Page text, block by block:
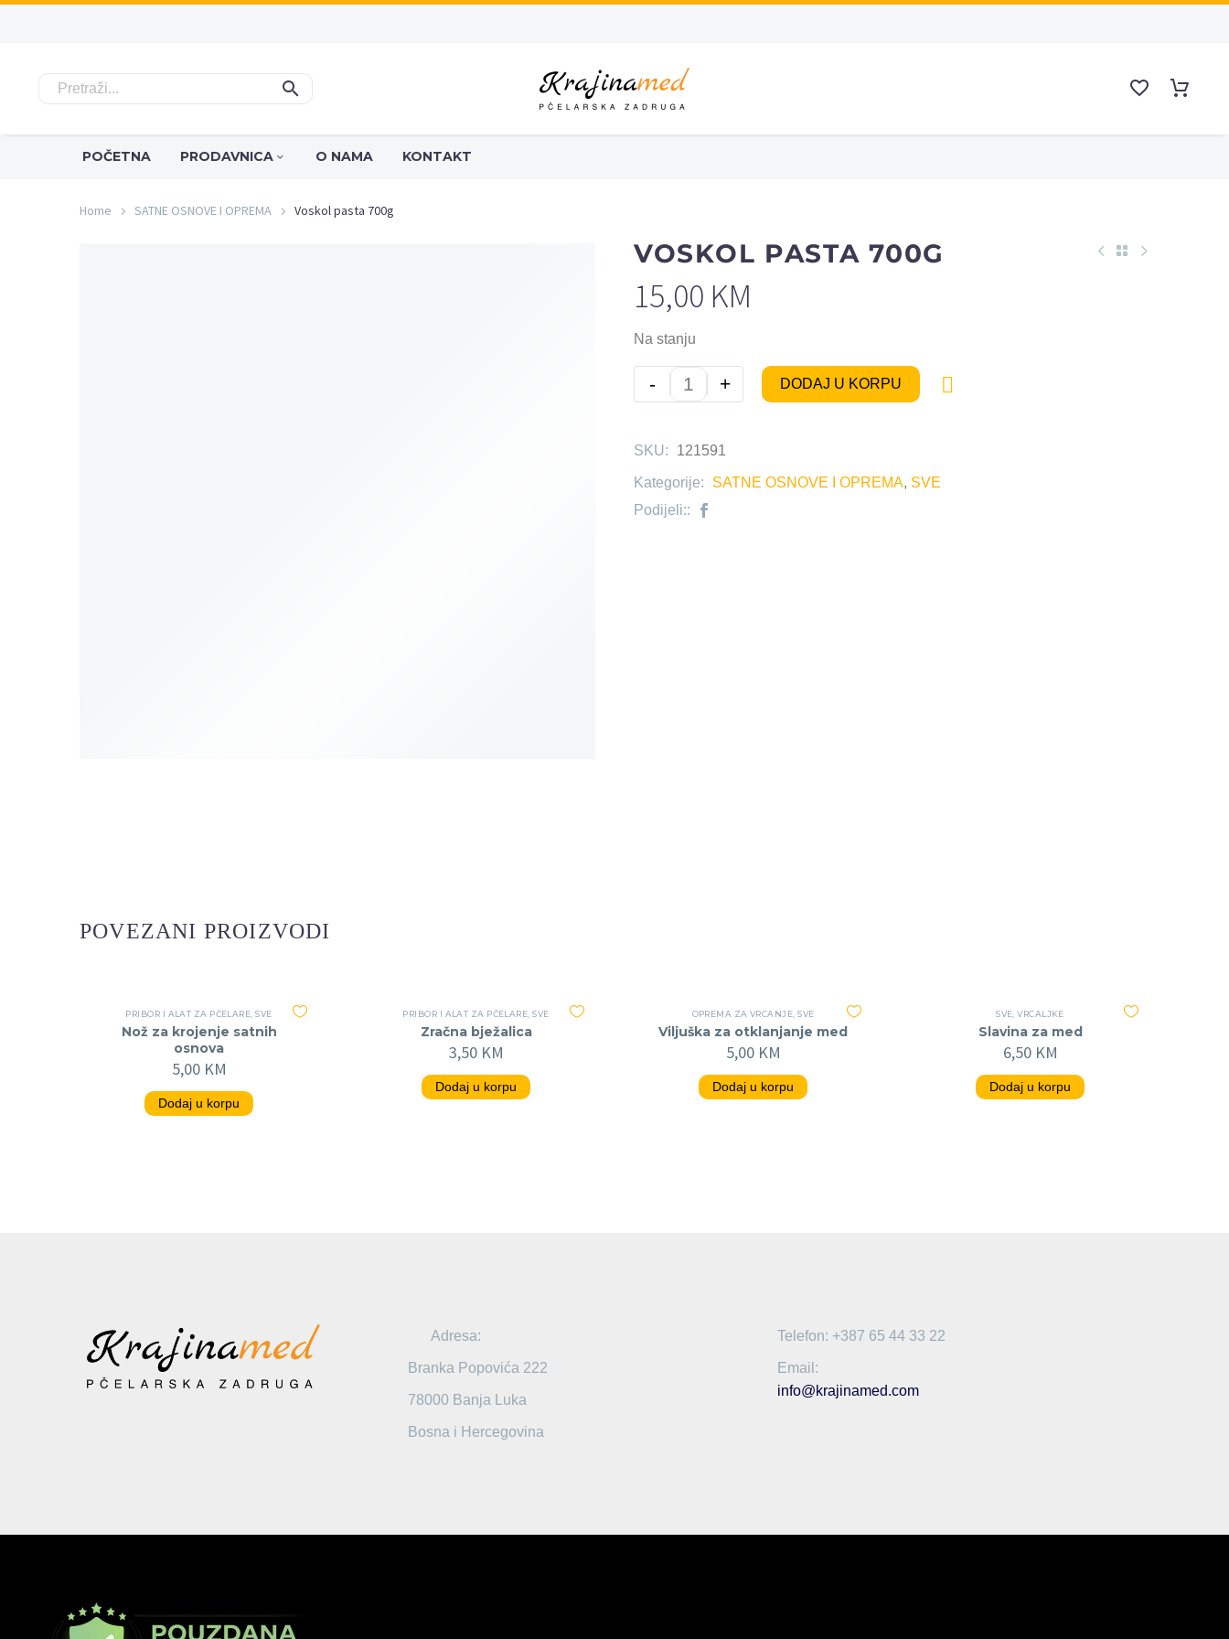
POČETNA PRODAVNICA O NAMA KONTAKT
Home SATNE OSNOVE I OPREMA Voskol pasta 700g
VOSKOL PASTA 700G
15,00 KM
Na stanju
- + DODAJ U KORPU 
SKU: 121591
Kategorije: SATNE OSNOVE I OPREMA, SVE
Podijeli::
POVEZANI PROIZVODI
PRIBOR I ALAT ZA PČELARE ,SVE
Nož za krojenje satnih
osnova
5,00 KM
Dodaj u korpu
PRIBOR I ALAT ZA PČELARE ,SVE
Zračna bježalica
3,50 KM
Dodaj u korpu
OPREMA ZA VRCANJE ,SVE
Viljuška za otklanjanje med
5,00 KM
Dodaj u korpu
SVE ,VRCALJKE
Slavina za med
6,50 KM
Dodaj u korpu
Adresa:
Branka Popovića 222
78000 Banja Luka
Bosna i Hercegovina
Telefon: +387 65 44 33 22
Email:
info@krajinamed.com